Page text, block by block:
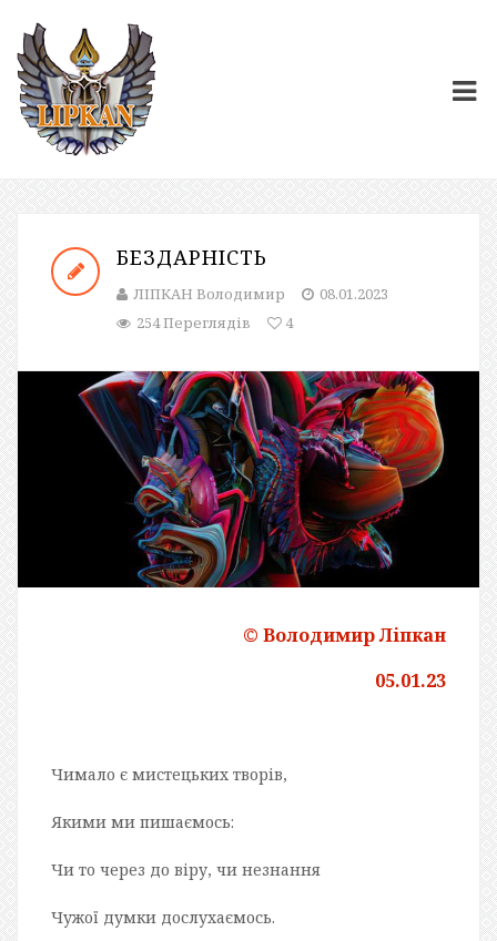
БЕЗДАРНІСТЬ
ЛІПКАН Володимир
08.01.2023
254 Переглядів
4
© Володимир Ліпкан
05.01.23
Чимало є мистецьких творів,
Якими ми пишаємось:
Чи то через до віру, чи незнання
Чужої думки дослухаємось.